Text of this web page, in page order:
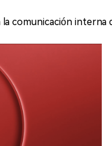
comunicación interna